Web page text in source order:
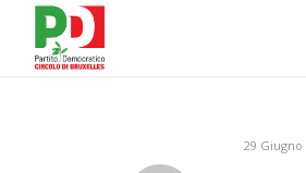
29 Giugno